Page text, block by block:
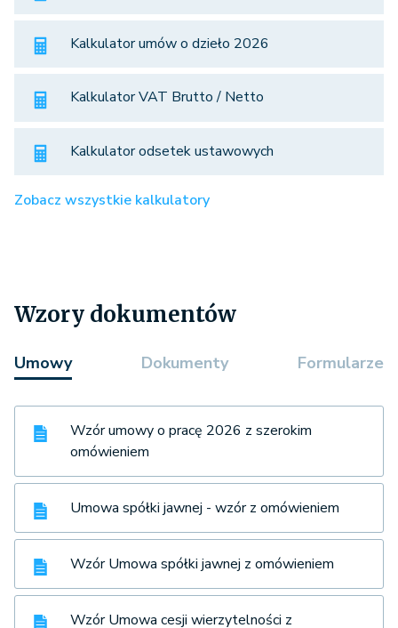
Kalkulator umów o dzieło 2026
Kalkulator VAT Brutto / Netto
Kalkulator odsetek ustawowych
Zobacz wszystkie kalkulatory
Wzory dokumentów
Umowy Dokumenty Formularze
Wzór umowy o pracę 2026 z szerokim
omówieniem
Umowa spółki jawnej - wzór z omówieniem
Wzór Umowa spółki jawnej z omówieniem
Wzór Umowa cesji wierzytelności z